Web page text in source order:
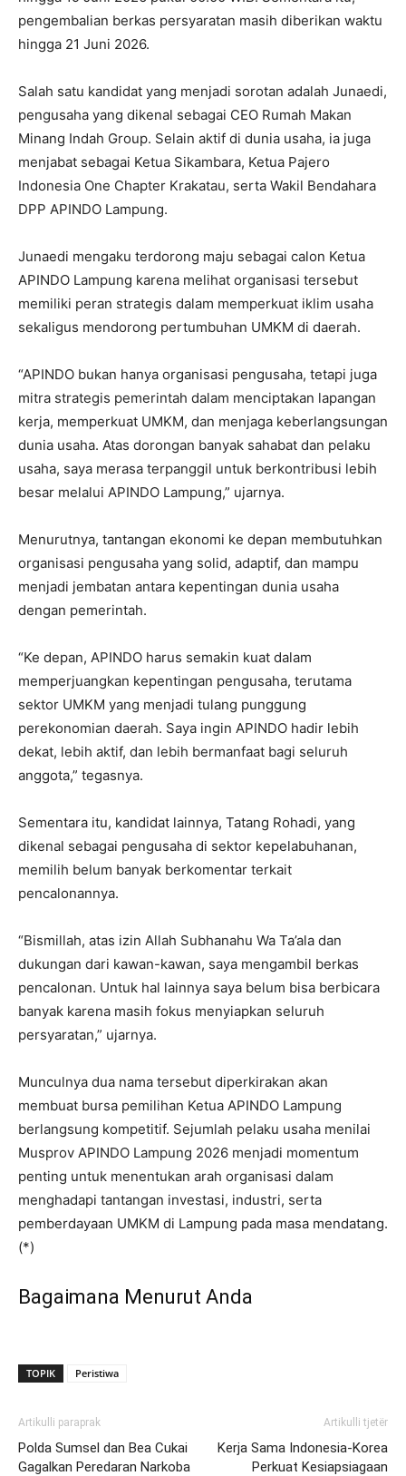
pengembalian berkas persyaratan masih diberikan waktu
hingga 21 Juni 2026.
Salah satu kandidat yang menjadi sorotan adalah Junaedi,
pengusaha yang dikenal sebagai CEO Rumah Makan
Minang Indah Group. Selain aktif di dunia usaha, ia juga
menjabat sebagai Ketua Sikambara, Ketua Pajero
Indonesia One Chapter Krakatau, serta Wakil Bendahara
DPP APINDO Lampung.
Junaedi mengaku terdorong maju sebagai calon Ketua
APINDO Lampung karena melihat organisasi tersebut
memiliki peran strategis dalam memperkuat iklim usaha
sekaligus mendorong pertumbuhan UMKM di daerah.
“APINDO bukan hanya organisasi pengusaha, tetapi juga
mitra strategis pemerintah dalam menciptakan lapangan
kerja, memperkuat UMKM, dan menjaga keberlangsungan
dunia usaha. Atas dorongan banyak sahabat dan pelaku
usaha, saya merasa terpanggil untuk berkontribusi lebih
besar melalui APINDO Lampung,” ujarnya.
Menurutnya, tantangan ekonomi ke depan membutuhkan
organisasi pengusaha yang solid, adaptif, dan mampu
menjadi jembatan antara kepentingan dunia usaha
dengan pemerintah.
“Ke depan, APINDO harus semakin kuat dalam
memperjuangkan kepentingan pengusaha, terutama
sektor UMKM yang menjadi tulang punggung
perekonomian daerah. Saya ingin APINDO hadir lebih
dekat, lebih aktif, dan lebih bermanfaat bagi seluruh
anggota,” tegasnya.
Sementara itu, kandidat lainnya, Tatang Rohadi, yang
dikenal sebagai pengusaha di sektor kepelabuhanan,
memilih belum banyak berkomentar terkait
pencalonannya.
“Bismillah, atas izin Allah Subhanahu Wa Ta’ala dan
dukungan dari kawan-kawan, saya mengambil berkas
pencalonan. Untuk hal lainnya saya belum bisa berbicara
banyak karena masih fokus menyiapkan seluruh
persyaratan,” ujarnya.
Munculnya dua nama tersebut diperkirakan akan
membuat bursa pemilihan Ketua APINDO Lampung
berlangsung kompetitif. Sejumlah pelaku usaha menilai
Musprov APINDO Lampung 2026 menjadi momentum
penting untuk menentukan arah organisasi dalam
menghadapi tantangan investasi, industri, serta
pemberdayaan UMKM di Lampung pada masa mendatang.
(*)
Bagaimana Menurut Anda
TOPIK Peristiwa
Artikulli paraprak
Polda Sumsel dan Bea Cukai
Gagalkan Peredaran Narkoba
Artikulli tjetër
Kerja Sama Indonesia-Korea
Perkuat Kesiapsiagaan